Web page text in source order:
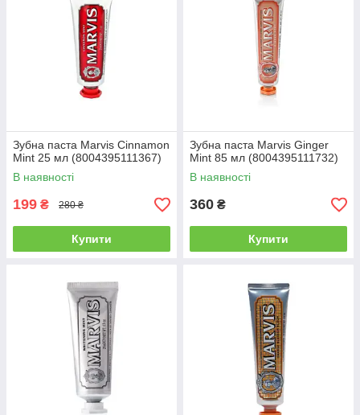
Зубна паста Marvis Cinnamon
Mint 25 мл (8004395111367)
В наявності
199 ₴ 280 ₴
Купити
Зубна паста Marvis Ginger
Mint 85 мл (8004395111732)
В наявності
360 ₴
Купити